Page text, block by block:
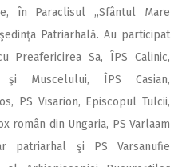
în Paraclisul „Sfântul Mare
Patriarhală. Au participat
Preafericirea Sa, ÎPS Calinic,
şi Muscelului, ÎPS Casian,
PS Visarion, Episcopul Tulcii,
român din Ungaria, PS Varlaam
patriarhal şi PS Varsanufie